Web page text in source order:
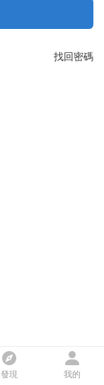
找回密碼
發現 我的